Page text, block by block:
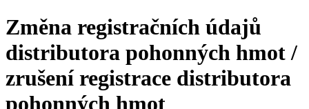
Změna registračních údajů
distributora pohonných hmot /
zrušení registrace distributora
pohonných hmot